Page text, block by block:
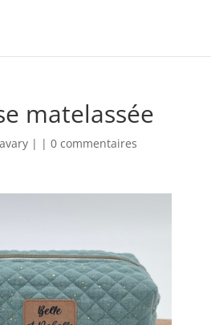
matelassée
| | 0 commentaires